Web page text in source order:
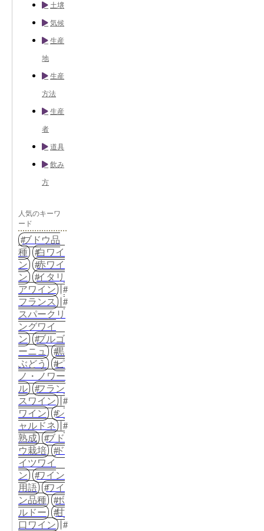
土壌
気候
生産
地
生産
方法
生産
者
道具
飲み
方
人気のキーワ
ード
ブドウ品
種
白ワイ
ン
赤ワイ
ン
イタリ
アワイン
フランス
スパークリ
ングワイ
ン
ブルゴ
ーニュ
黒
ぶどう
ピ
ノ・ノワー
ル
フラン
スワイン
ワイン
シ
ャルドネ
熟成
ブド
ウ栽培
ド
イツワイ
ン
ワイン
用語
ワイ
ン品種
ボ
ルドー
甘
口ワイン